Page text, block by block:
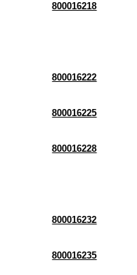
800016218
800016222
800016225
800016228
800016232
800016235